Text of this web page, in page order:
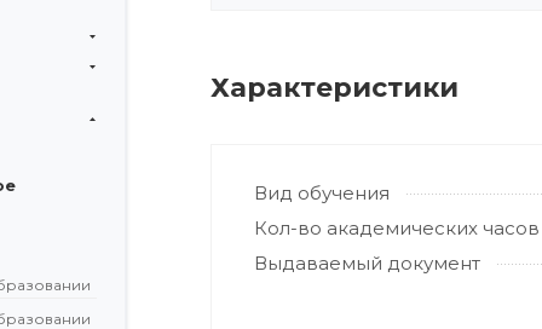
Характеристики
Вид обучения
Кол-во академических часов
Выдаваемый документ